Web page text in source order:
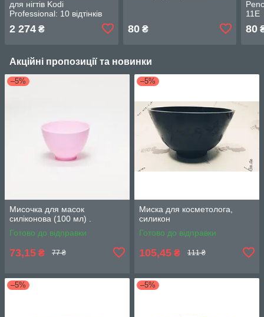
для нігтів Kodi
Professional: 10 відтінків
по 10 мл + база 15 мл +
топ 15 мл
2 274 ₴ 80₴
11Е
80
Акційні пропозиції та новинки
–5%
Мисочка для масок
силіконова (100 мл) .
Готово до відправки
73,15 ₴ 77 ₴
–5%
Миска для косметолога,
силикон
Готово до відправки
105,45 ₴ 111 ₴
–5% –5%